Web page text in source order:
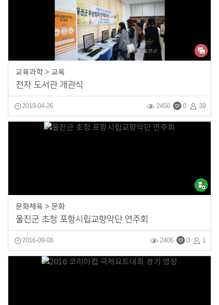
교육과학 > 교육
전자 도서관 개관식
2019-04-26 39
0
2450
문화체육 > 문화
울진군 초청 포항시립교향악단 연주회
2016-09-08 1
0
2406